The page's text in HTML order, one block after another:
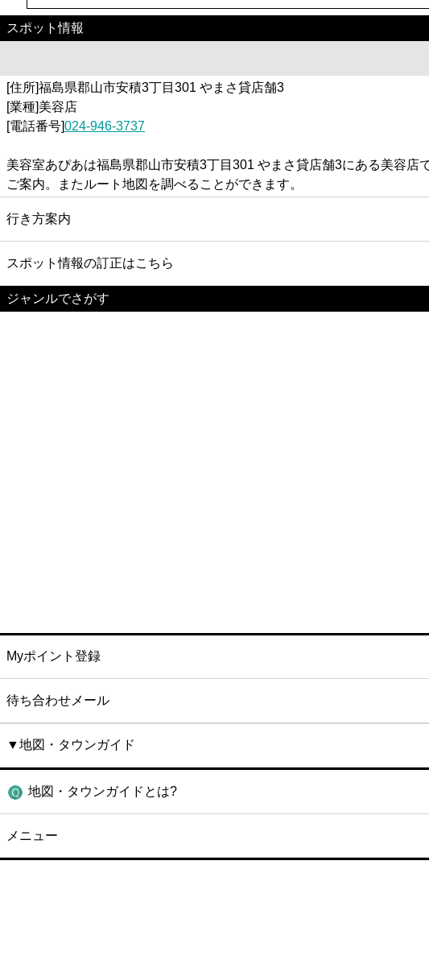
スポット情報
[住所]福島県郡山市安積3丁目301 やまさ貸店舗3
[業種]美容店
[電話番号]024-946-3737
美容室あぴあは福島県郡山市安積3丁目301 やまさ貸店舗3にある美容
ご案内。またルート地図を調べることができます。
行き方案内
スポット情報の訂正はこちら
ジャンルでさがす
Myポイント登録
待ち合わせメール
▼地図・タウンガイド
地図・タウンガイドとは?
メニュー